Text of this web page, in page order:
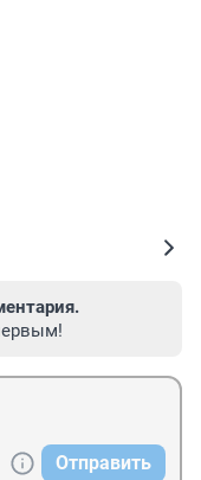
Отправить